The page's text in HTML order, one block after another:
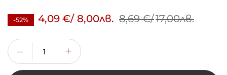
-52% 4,09 €/ 8,00лв. 8,69 €/17,00лв.